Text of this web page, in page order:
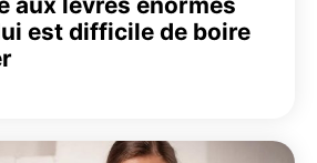
est difficile de boire